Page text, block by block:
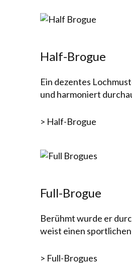
Half-Brogue
Ein dezentes
und harmon­iert
> Half-Brogue
Full-Brogue
Berühmt wurde er
weist einen
> Full-Brogues